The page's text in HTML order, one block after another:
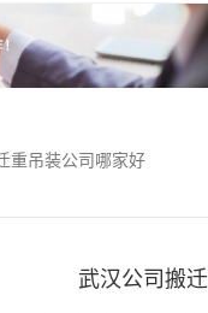
重吊装公司哪家好
武汉公司搬